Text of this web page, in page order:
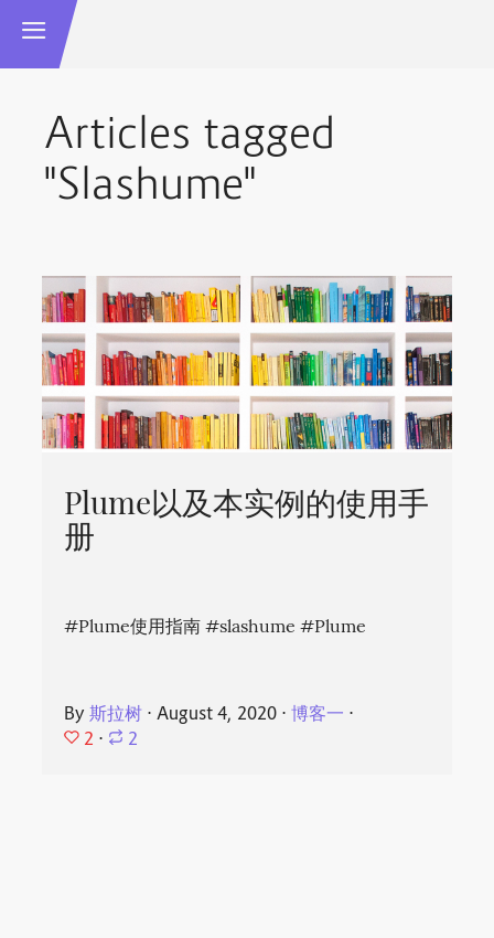
Articles tagged
"Slashume"
Plume以及本实例的使用手
册
#Plume使用指南 #slashume #Plume
By斯拉树 ⋅August 4, 2020 ⋅博客一 ⋅
2 ⋅ 2